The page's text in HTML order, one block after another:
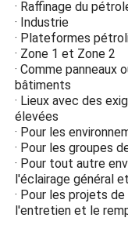
Boîtier moulé sous
en alliage d'aluminium
antidéflagrant et
antistatique avec
en plastique
électrostatiquement
une résistance à la
corrosion,
aux chocs.
Applications du
· Entrepôt
· Manufacture
· Raffinage du
· Industrie
· Plateformes
· Zone 1 et Zone 2
· Comme
bâtiments